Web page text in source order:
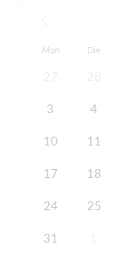
Mon Die
3 4
10 11
17 18
24 25
31